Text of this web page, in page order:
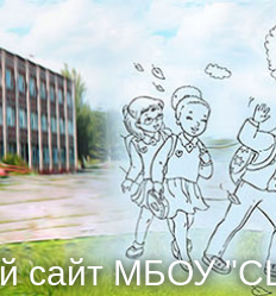
сайт МБОУ